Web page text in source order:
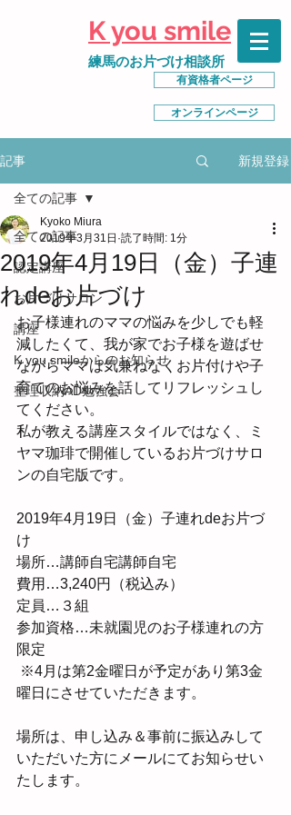
K you smile
練馬のお片づけ相談所
有資格者ページ
オンラインページ
記事 新規登録
全ての記事
認定講座
お片づけサロン
講座
K you smileからのお知らせ
整理収納AD勉強会
全ての記事
2019年4月19日（金）子連
れdeお片づけ
Kyoko Miura
2019年3月31日 読了時間: 1分
お子様連れのママの悩みを少しでも軽
減したくて、我が家でお子様を遊ばせ
ながらママは気兼ねなくお片付けや子
育てのお悩みを話してリフレッシュし
てください。
私が教える講座スタイルではなく、ミ
ヤマ珈琲で開催しているお片づけサロ
ンの自宅版です。
2019年4月19日（金）子連れdeお片づ
け
場所…講師自宅講師自宅
費用…3,240円（税込み）
定員…３組
参加資格…未就園児のお子様連れの方
限定
曜日にさせていただきます。
場所は、申し込み＆事前に振込みして
いただいた方にメールにてお知らせい
たします。